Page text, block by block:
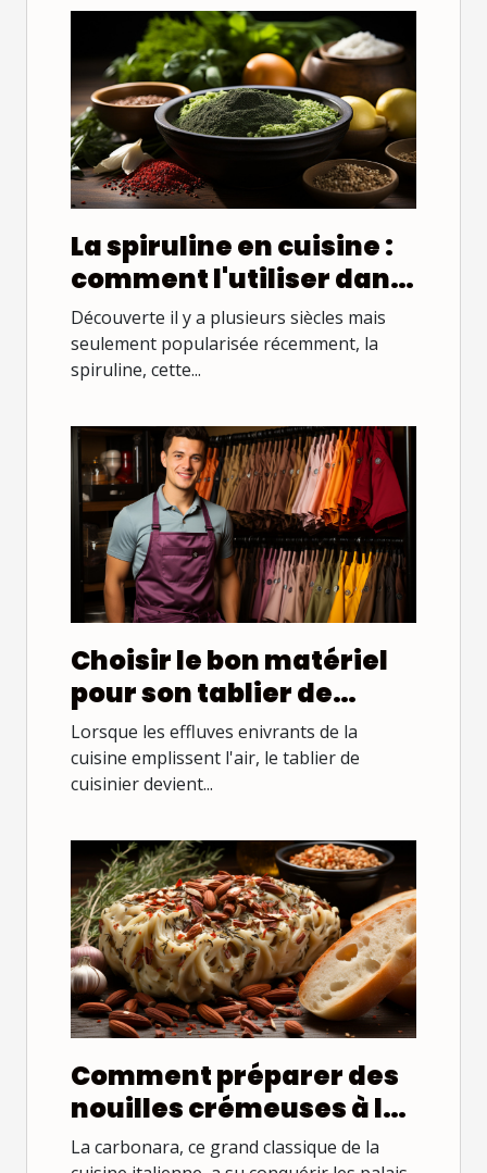
La spiruline en cuisine :
comment l'utiliser dans
vos recettes
Découverte il y a plusieurs siècles mais
seulement popularisée récemment, la
spiruline, cette...
Choisir le bon matériel
pour son tablier de
cuisinier : coton,
polyester, ou mélange ?
Lorsque les effluves enivrants de la
cuisine emplissent l'air, le tablier de
cuisinier devient...
Comment préparer des
nouilles crémeuses à la
carbonara avec une
La carbonara, ce grand classique de la